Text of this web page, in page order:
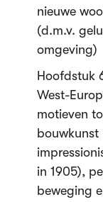
nieuwe
(d.m.v.
omgeving)
Hoofdstuk
West-
motieven
bouwkunst
in 1905),
beweging